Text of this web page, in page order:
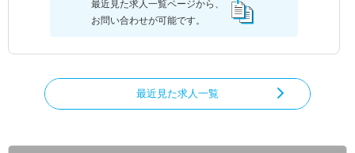
最近見た求人一覧ページから、
お問い合わせが可能です。
最近見た求人一覧